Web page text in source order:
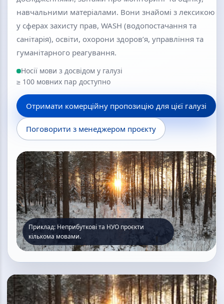
навчальними матеріалами. Вони знайомі з лексикою
у сферах захисту прав, WASH (водопостачання та
санітарія), освіти, охорони здоров’я, управління та
гуманітарного реагування.
Носії мови з досвідом у галузі
≥ 100 мовних пар доступно
Отримати комерційну пропозицію для цієї галузі
Поговорити з менеджером проєкту
Приклад: Неприбуткові та НУО проєкти
кількома мовами.